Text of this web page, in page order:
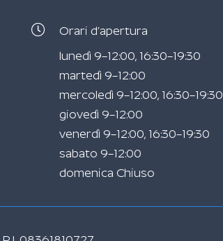
Orari d’apertura
lunedì 9–12:00, 16:30–19:30
martedì 9–12:00
mercoledì 9–12:00, 16:30–19:30
giovedì 9–12:00
venerdì 9–12:00, 16:30–19:30
sabato 9–12:00
domenica Chiuso